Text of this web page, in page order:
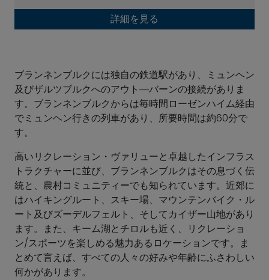
詳細を見る
ブランネンブルクには独自の鉄道駅があり、ミュンヘン
及びザルツブルクへのアウト―バーンの接続がありま
す。ブランネンブルクからは毎時間ローゼンハイム経由
でミュンヘン行きの列車があり、所要時間は約60分で
す。
高いリクレーション・ヴァリューと卓越したインフラス
トラクチャーに並び、ブランネンブルクはその息づく伝
統と、農村コミュニティーでも知られています。近郊に
はハイキングルート、スキー場、マウンテンバイク・ル
ート及びズーデルフェルト、そしてカイザー山地があり
ます。また、キーム湖とチロルも近く、リクレーショ
ン/スポーツを楽しめる魅力あるロケーションです。ま
とめて言えば、すべての人々の好みや年齢にふさわしい
何かがあります。